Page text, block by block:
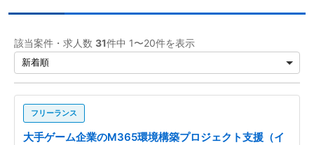
C#
HTML 2
Ruby
Kotlin
該当案件・求人数 31件中 1〜20件を表示
フリーランス
大手ゲーム企業のM365環境構築プロジェクト支援（イ